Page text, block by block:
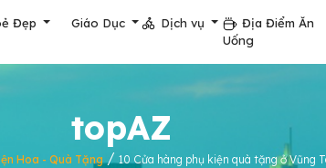
Đẹp Giáo Dục Dịch vụ
Địa Điểm Ăn
Uống
topAZ
Hoa - Quà Tặng/10 Cửa hàng phụ kiện quà tặng ở Vũng